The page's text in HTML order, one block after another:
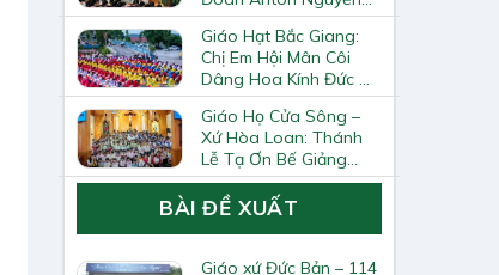
Tiến Đích Và Bế Giảng
Năm Học Giáo Lý
2025–2026
Giáo Hạt Bắc Giang:
Chị Em Hội Mân Côi
Dâng Hoa Kính Đức Mẹ
Tại Trung Tâm Thánh
Mẫu Từ Phong
Giáo Họ Cửa Sông –
Xứ Hòa Loan: Thánh
Lễ Tạ Ơn Bế Giảng
Năm Học Giáo Lý Và
Trao Chứng Chỉ Giáo
BÀI ĐỀ XUẤT
Giáo xứ Đức Bản – 114